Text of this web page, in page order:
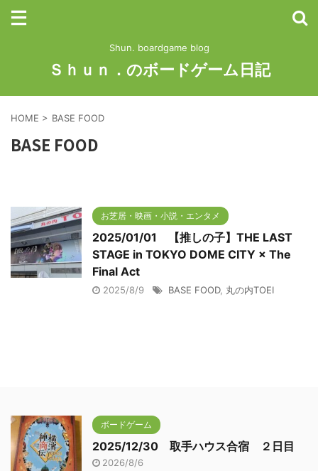
Shun. boardgame blog
Ｓｈｕｎ．のボードゲーム日記
HOME > BASE FOOD
BASE FOOD
お芝居・映画・小説・エンタメ
2025/01/01 【推しの子】THE LAST
STAGE in TOKYO DOME CITY × The
Final Act
2025/8/9 BASE FOOD, 丸の内TOEI
ボードゲーム
2025/12/30 取手ハウス合宿 ２日目
2026/8/6